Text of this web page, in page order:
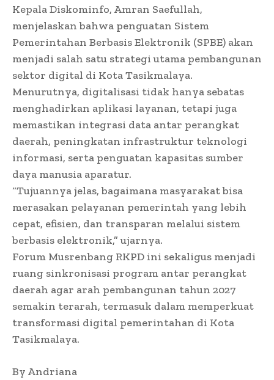
Kepala Diskominfo, Amran Saefullah,
menjelaskan bahwa penguatan Sistem
Pemerintahan Berbasis Elektronik (SPBE) akan
menjadi salah satu strategi utama pembangunan
sektor digital di Kota Tasikmalaya.
Menurutnya, digitalisasi tidak hanya sebatas
menghadirkan aplikasi layanan, tetapi juga
memastikan integrasi data antar perangkat
daerah, peningkatan infrastruktur teknologi
informasi, serta penguatan kapasitas sumber
daya manusia aparatur.
“Tujuannya jelas, bagaimana masyarakat bisa
merasakan pelayanan pemerintah yang lebih
cepat, efisien, dan transparan melalui sistem
berbasis elektronik,” ujarnya.
Forum Musrenbang RKPD ini sekaligus menjadi
ruang sinkronisasi program antar perangkat
daerah agar arah pembangunan tahun 2027
semakin terarah, termasuk dalam memperkuat
transformasi digital pemerintahan di Kota
Tasikmalaya.
By Andriana